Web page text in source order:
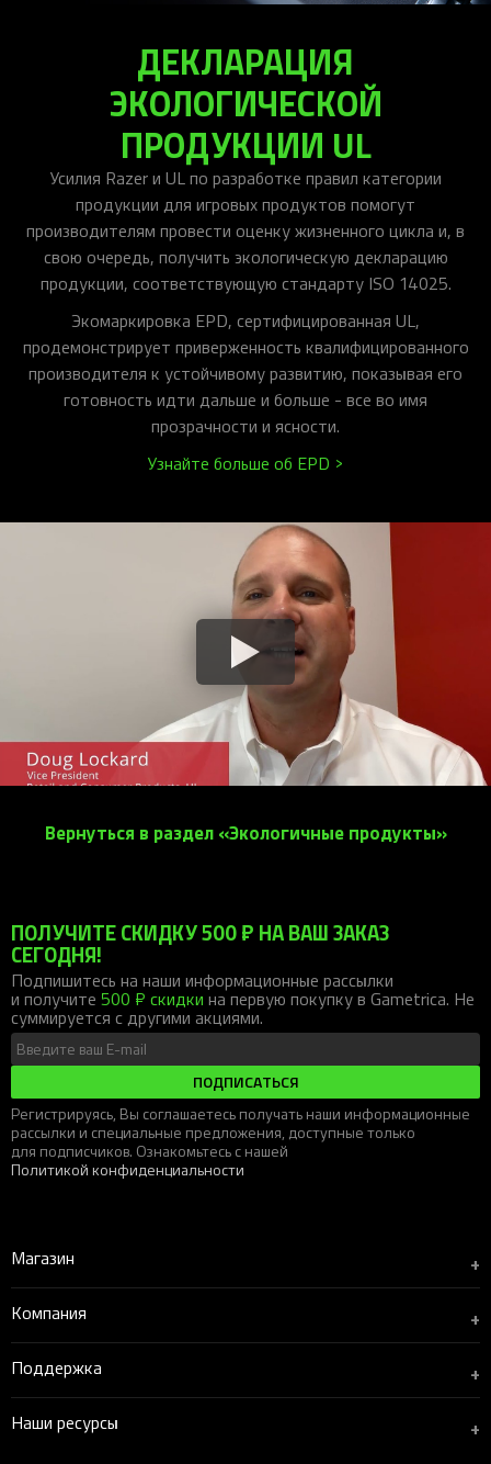
ДЕКЛАРАЦИЯ
ЭКОЛОГИЧЕСКОЙ
ПРОДУКЦИИ UL
Усилия Razer и UL по разработке правил категории
продукции для игровых продуктов помогут
производителям провести оценку жизненного цикла и, в
свою очередь, получить экологическую декларацию
продукции, соответствующую стандарту ISO 14025.
Экомаркировка EPD, сертифицированная UL,
продемонстрирует приверженность квалифицированного
производителя к устойчивому развитию, показывая его
готовность идти дальше и больше - все во имя
прозрачности и ясности.
Узнайте больше об EPD >
Вернуться в раздел «Экологичные продукты»
ПОЛУЧИТЕ СКИДКУ 500 ₽ НА ВАШ ЗАКАЗ
СЕГОДНЯ!
Подпишитесь на наши информационные рассылки
и получите 500 ₽ скидкина первую покупку в Gametrica. Не
суммируется с другими акциями.
ПОДПИСАТЬСЯ
Регистрируясь, Вы соглашаетесь получать наши информационные
рассылки и специальные предложения, доступные только
для подписчиков. Ознакомьтесь с нашей
Политикой конфиденциальности
Магазин +
Компания +
Поддержка +
Наши ресурсы +